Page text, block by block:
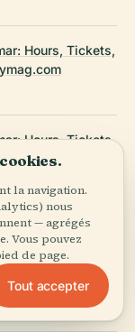
Hours, Tickets,
Hours, Tickets,
Heritage
Cemetery
2025,
la navigation.
nous
— agrégés
Vous pouvez
de page.
Tout accepter